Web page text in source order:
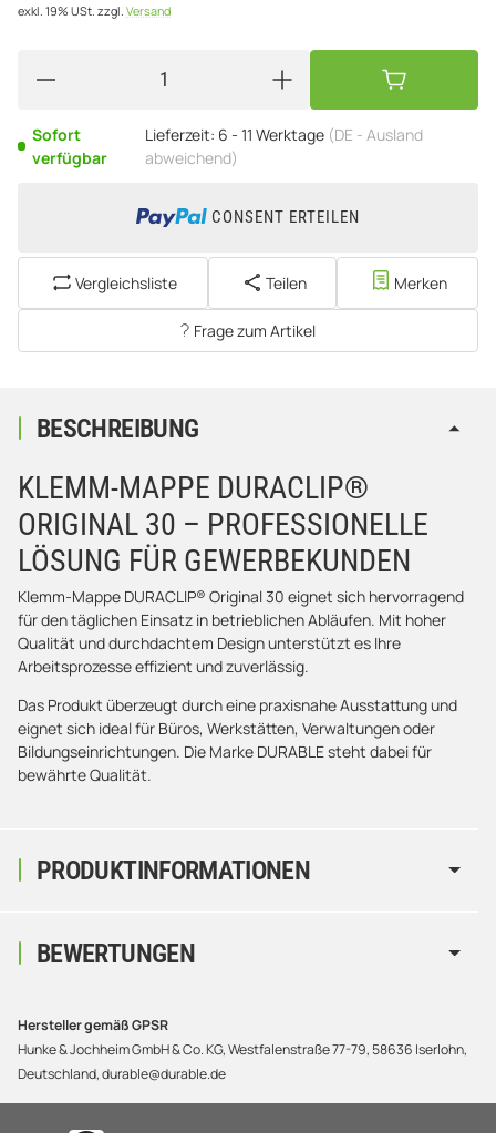
exkl. 19% USt. zzgl. Versand
Sofort
verfügbar
Lieferzeit: 6 - 11 Werktage (DE - Ausland
abweichend)
CONSENT ERTEILEN
Vergleichsliste Teilen Merken
Frage zum Artikel
PRODUKTINFORMATIONEN
BESCHREIBUNG
KLEMM-MAPPE DURACLIP®
ORIGINAL 30 – PROFESSIONELLE
LÖSUNG FÜR GEWERBEKUNDEN
Klemm-Mappe DURACLIP® Original 30 eignet sich hervorragend
für den täglichen Einsatz in betrieblichen Abläufen. Mit hoher
Qualität und durchdachtem Design unterstützt es Ihre
Arbeitsprozesse effizient und zuverlässig.
Das Produkt überzeugt durch eine praxisnahe Ausstattung und
eignet sich ideal für Büros, Werkstätten, Verwaltungen oder
Bildungseinrichtungen. Die Marke DURABLE steht dabei für
bewährte Qualität.
BEWERTUNGEN
Hersteller gemäß GPSR
Hunke & Jochheim GmbH & Co. KG, Westfalenstraße 77-79, 58636 Iserlohn,
Deutschland, durable@durable.de